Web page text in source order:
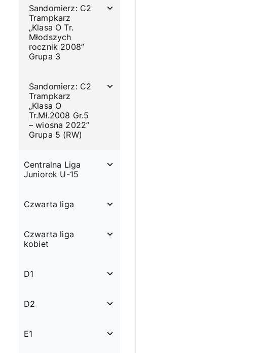
Sandomierz: C2
Trampkarz
„Klasa O Tr.
Młodszych
rocznik 2008”
Grupa 3
Sandomierz: C2
Trampkarz
„Klasa O
Tr.Mł.2008 Gr.5
– wiosna 2022”
Grupa 5 (RW)
Centralna Liga
Juniorek U-15
Czwarta liga
Czwarta liga
kobiet
D1
D2
E1